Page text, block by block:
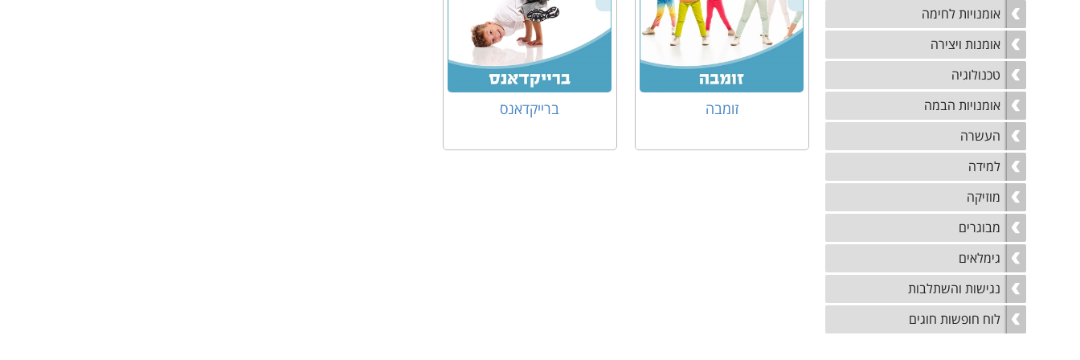
אומנויות לחימה
אומנות ויצירה
טכנולוגיה
אומנויות הבמה
העשרה
למידה
מוזיקה
מבוגרים
גימלאים
נגישות והשתלבות
לוח חופשות חוגים
זומבה ברייקדאנס